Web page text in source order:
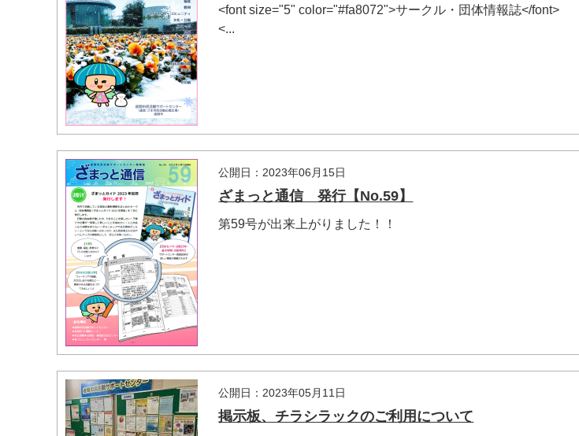
<font size="5" color="#fa8072">サークル・団体情報誌</font>
<...
公開日：2023年06月15日
ざまっと通信 発行【No.59】
第59号が出来上がりました！！
公開日：2023年05月11日
掲示板、チラシラックのご利用について